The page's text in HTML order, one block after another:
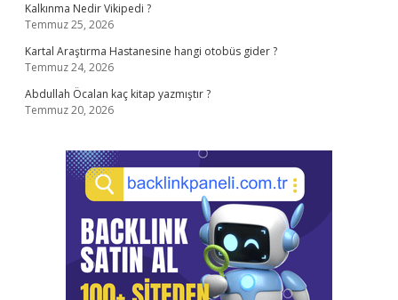
Kalkınma Nedir Vikipedi ?
Temmuz 25, 2026
Kartal Araştırma Hastanesine hangi otobüs gider ?
Temmuz 24, 2026
Abdullah Öcalan kaç kitap yazmıştır ?
Temmuz 20, 2026